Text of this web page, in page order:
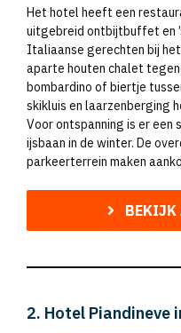
Het hotel heeft een
uitgebreid ontbijtbuffet en
Italiaanse gerechten bij
aparte houten chalet
bombardino of biertje
skikluis en laarzenberging
Voor ontspanning is er een
ijsbaan in de winter. De
parkeerterrein maken
BEKIJK
2. Hotel Piandineve